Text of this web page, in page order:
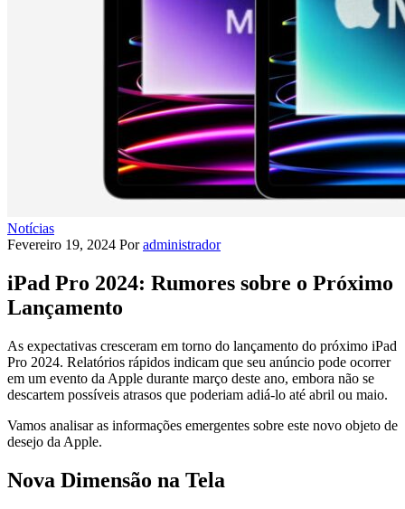
Notícias
Fevereiro 19, 2024 Por administrador
iPad Pro 2024: Rumores sobre o Próximo
Lançamento
As expectativas cresceram em torno do lançamento do próximo iPad
Pro 2024. Relatórios rápidos indicam que seu anúncio pode ocorrer
em um evento da Apple durante março deste ano, embora não se
descartem possíveis atrasos que poderiam adiá-lo até abril ou maio.
Vamos analisar as informações emergentes sobre este novo objeto de
desejo da Apple.
Nova Dimensão na Tela